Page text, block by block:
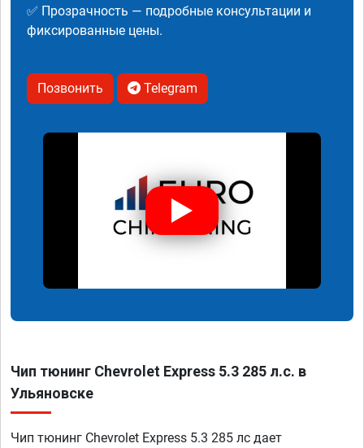
✅ Прозрачность — подробные консультации и
фиксированные цены.
Позвонить Telegram
Чип тюнинг Chevrolet Express 5.3 285 л.с. в
Ульяновске
Чип тюнинг Chevrolet Express 5.3 285 лс дает